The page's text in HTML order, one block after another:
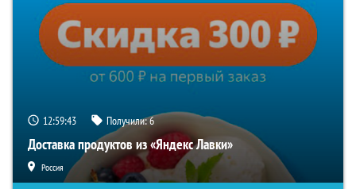
12:59:42 Получили:6
Доставка продуктов из «Яндекс Лавки»
Россия